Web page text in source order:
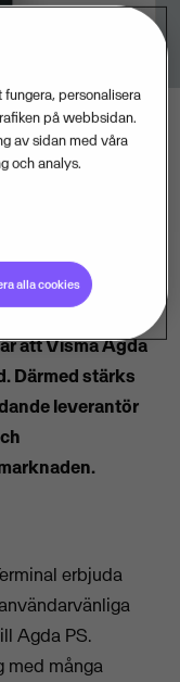
ett nytt och
att Visma Agda
Därmed stärks
leverantör
erbjuda
Agda PS.
med många
personalisera
på webbsidan.
av sidan med våra
och analys.
alla cookies